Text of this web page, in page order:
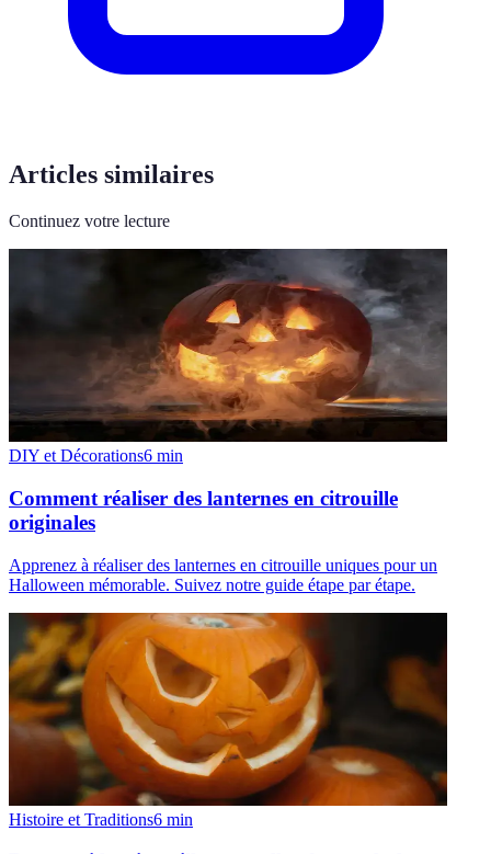
Articles similaires
Continuez votre lecture
DIY et Décorations6 min
Comment réaliser des lanternes en citrouille
originales
Apprenez à réaliser des lanternes en citrouille uniques pour un
Halloween mémorable. Suivez notre guide étape par étape.
Histoire et Traditions6 min